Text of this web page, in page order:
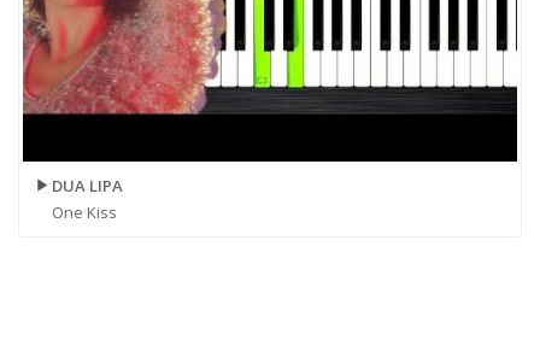
DUA LIPA
One Kiss